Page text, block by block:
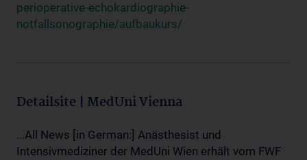
perioperative-echokardiographie-
notfallsonographie/aufbaukurs/
Detailsite | MedUni Vienna
...All News [in German:] Anästhesist und
Intensivmediziner der MedUni Wien erhält vom FWF